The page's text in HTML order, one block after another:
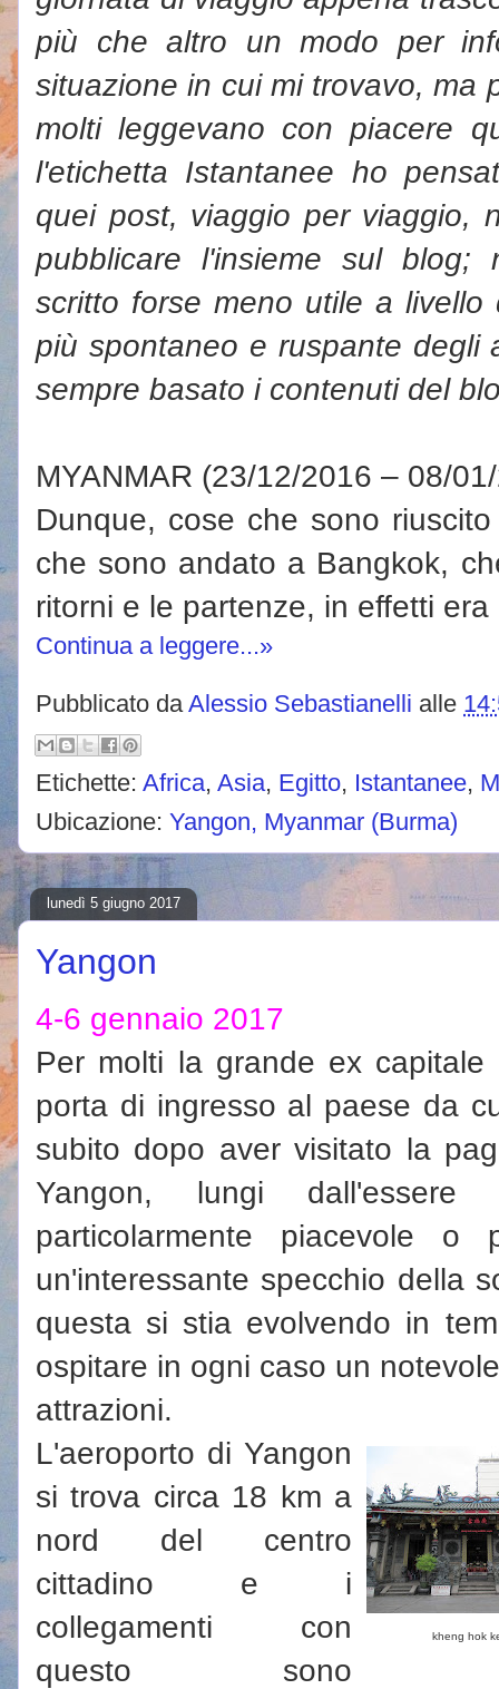
più che altro un modo per
situazione in cui mi trovavo, ma
molti leggevano con piacere
l'etichetta Istantanee ho
quei post, viaggio per viaggio,
pubblicare l'insieme sul
scritto forse meno utile a livello
più spontaneo e ruspante degli
sempre basato i contenuti del
MYANMAR (23/12/2016 – 08/
Dunque, cose che sono
che sono andato a Bangkok,
ritorni e le partenze, in effetti era
Continua a leggere...»
Pubblicato daAlessio Sebastianelli alle
Etichette: Africa, Asia, Egitto, Istantanee,
Ubicazione: Yangon, Myanmar (Burma)
lunedì 5 giugno 2017
Yangon
4-6 gennaio 2017
Per molti la grande ex
porta di ingresso al paese da
subito dopo aver visitato la
Yangon, lungi
particolarmente piacevole o
un'interessante specchio della
questa si stia evolvendo in
ospitare in ogni caso un
attrazioni.
kheng hok
L'aeroporto di Yangon
si trova circa 18 km a
nord del centro
cittadino e i
collegamenti con
questo sono